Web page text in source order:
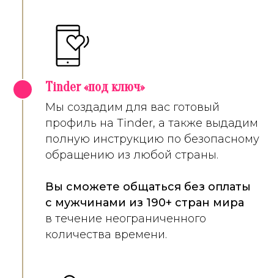
Tinder «под ключ»
Мы создадим для вас готовый
профиль на Tinder, а также выдадим
полную инструкцию по безопасному
обращению из любой страны.
Вы сможете общаться без оплаты
с мужчинами из 190+ стран мира
в течение неограниченного
количества времени.